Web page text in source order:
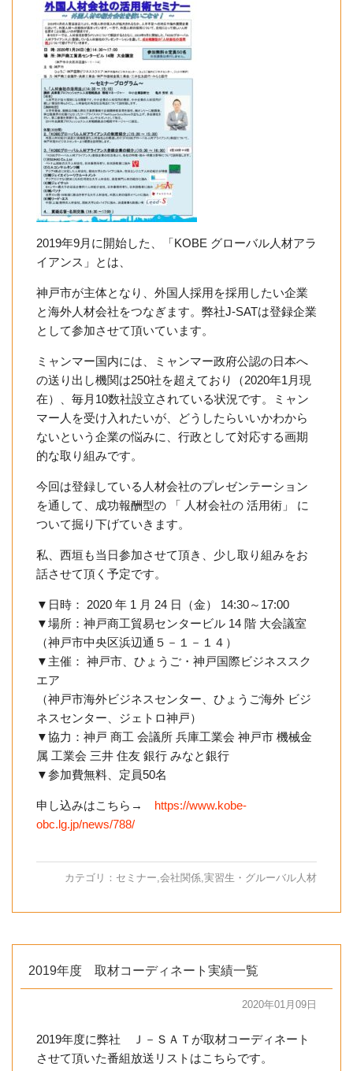
2019年9月に開始した、「KOBE グローバル人材アラ
イアンス」とは、
神戸市が主体となり、外国人採用を採用したい企業
と海外人材会社をつなぎます。弊社J-SATは登録企業
として参加させて頂いています。
ミャンマー国内には、ミャンマー政府公認の日本へ
の送り出し機関は250社を超えており（2020年1月現
在）、毎月10数社設立されている状況です。ミャン
マー人を受け入れたいが、どうしたらいいかわから
ないという企業の悩みに、行政として対応する画期
的な取り組みです。
今回は登録している人材会社のプレゼンテーション
を通して、成功報酬型の 「 人材会社の 活用術」 に
ついて掘り下げていきます。
私、西垣も当日参加させて頂き、少し取り組みをお
話させて頂く予定です。
▼日時： 2020 年 1 月 24 日（金） 14:30～17:00
▼場所：神戸商工貿易センタービル 14 階 大会議室
（神戸市中央区浜辺通５－１－１４）
▼主催： 神戸市、ひょうご・神戸国際ビジネススク
エア
（神戸市海外ビジネスセンター、ひょうご海外 ビジ
ネスセンター、ジェトロ神戸）
▼協力：神戸 商工 会議所 兵庫工業会 神戸市 機械金
属 工業会 三井 住友 銀行 みなと銀行
▼参加費無料、定員50名
申し込みはこちら→ https://www.kobe-
obc.lg.jp/news/788/
カテゴリ： セミナー 会社関係 実習生・グルーバル人材
2019年度 取材コーディネート実績一覧
2020年01月09日
2019年度に弊社 Ｊ－ＳＡＴが取材コーディネート
させて頂いた番組放送リストはこちらです。